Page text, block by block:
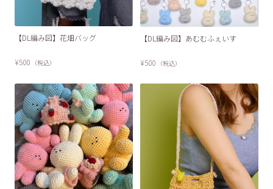
【DL編み図】花畑バッグ
¥500 （税込）
【DL編み図】あむむふぇいす
¥500 （税込）